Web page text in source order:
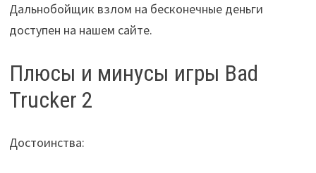
Дальнобойщик взлом на бесконечные деньги
доступен на нашем сайте.
Плюсы и минусы игры Bad
Trucker 2
Достоинства: